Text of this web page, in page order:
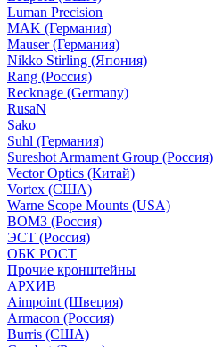
Luman Precision
MAK (Германия)
Mauser (Германия)
Nikko Stirling (Япония)
Rang (Россия)
Recknage (Germany)
RusaN
Sako
Suhl (Германия)
Sureshot Armament Group (Россия)
Vector Optics (Китай)
Vortex (США)
Warne Scope Mounts (USA)
ВОМЗ (Россия)
ЭСТ (Россия)
ОБК РОСТ
Прочие кронштейны
АРХИВ
Aimpoint (Швеция)
Armacon (Россия)
Burris (США)